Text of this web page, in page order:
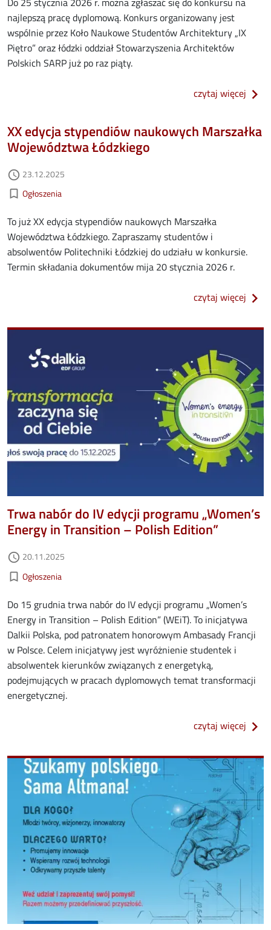
najlepszą pracę dyplomową. Konkurs organizowany jest
wspólnie przez Koło Naukowe Studentów Architektury „IX
Piętro” oraz łódzki oddział Stowarzyszenia Architektów
Polskich SARP już po raz piąty.
czytaj więcej o
XX edycja stypendiów naukowych Marszałka
Województwa Łódzkiego
access_time Data dodania
23.12.2025
bookmark_border Kategorie aktualności
Ogłoszenia
To już XX edycja stypendiów naukowych Marszałka
Województwa Łódzkiego. Zapraszamy studentów i
absolwentów Politechniki Łódzkiej do udziału w konkursie.
Termin składania dokumentów mija 20 stycznia 2026 r.
czytaj więcej o
Image
Trwa nabór do IV edycji programu „Women’s
Energy in Transition – Polish Edition”
access_time Data dodania
20.11.2025
bookmark_border Kategorie aktualności
Ogłoszenia
Do 15 grudnia trwa nabór do IV edycji programu „Women’s
Energy in Transition – Polish Edition” (WEiT). To inicjatywa
Dalkii Polska, pod patronatem honorowym Ambasady Francji
w Polsce. Celem inicjatywy jest wyróżnienie studentek i
absolwentek kierunków związanych z energetyką,
podejmujących w pracach dyplomowych temat transformacji
energetycznej.
czytaj więcej o
Image